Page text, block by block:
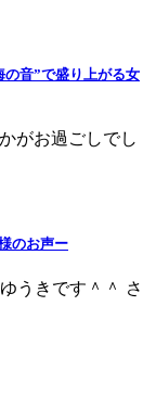
音”で盛り上がる女
がお過ごしでし
のお声ー
うきです＾＾ さ